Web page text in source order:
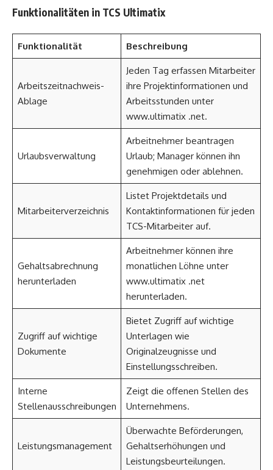
Funktionalitäten in TCS Ultimatix
Funktionalität Beschreibung
Arbeitszeitnachweis-
Ablage
Jeden Tag erfassen Mitarbeiter
ihre Projektinformationen und
Arbeitsstunden unter
www.ultimatix .net.
Urlaubsverwaltung
Arbeitnehmer beantragen
Urlaub; Manager können ihn
genehmigen oder ablehnen.
Mitarbeiterverzeichnis
Listet Projektdetails und
Kontaktinformationen für jeden
TCS-Mitarbeiter auf.
Gehaltsabrechnung
herunterladen
Arbeitnehmer können ihre
monatlichen Löhne unter
www.ultimatix .net
herunterladen.
Zugriff auf wichtige
Dokumente
Bietet Zugriff auf wichtige
Unterlagen wie
Originalzeugnisse und
Einstellungsschreiben.
Interne
Stellenausschreibungen
Zeigt die offenen Stellen des
Unternehmens.
Leistungsmanagement
Überwachte Beförderungen,
Gehaltserhöhungen und
Leistungsbeurteilungen.